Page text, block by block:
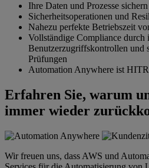
Ihre Daten und Prozesse sichern
Sicherheitsoperationen und
Nahezu perfekte Betriebszeit
Vollständige Compliance durch
Benutzerzugriffskontrollen und
Prüfungen
Automation Anywhere ist
Erfahren Sie, warum
immer wieder
Wir freuen uns, dass AWS und